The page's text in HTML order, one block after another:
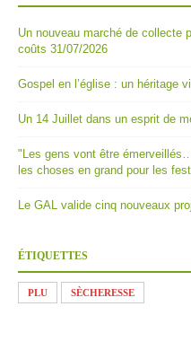
Un nouveau marché de collecte
coûts 31/07/2026
Gospel en l’église : un héritage
Un 14 Juillet dans un esprit de
"Les gens vont être
les choses en grand pour les
Le GAL valide cinq nouveaux
ÉTIQUETTES
PLU SÈCHERESSE